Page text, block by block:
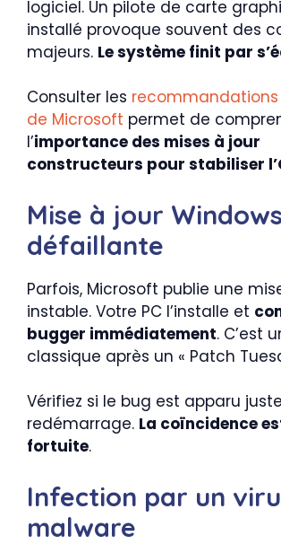
logiciel. Un pilote de carte
installé provoque souvent des
majeurs. Le système finit par
Consulter les
de Microsoft permet de
l’importance des mises à jour
constructeurs pour stabiliser
Mise à jour Windows
défaillante
Parfois, Microsoft publie une
instable. Votre PC l’installe et
bugger immédiatement. C’est
classique après un « Patch
Vérifiez si le bug est apparu
redémarrage. La coïncidence
fortuite.
Infection par un
malware